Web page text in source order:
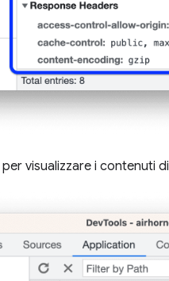
per visualizzare i contenuti